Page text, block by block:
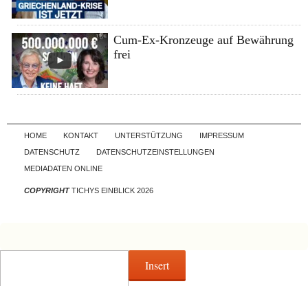
Cum-Ex-Kronzeuge auf Bewährung
frei
Skip to content
HOME KONTAKT UNTERSTÜTZUNG
IMPRESSUM
DATENSCHUTZ
DATENSCHUTZEINSTELLUNGEN
MEDIADATEN ONLINE
COPYRIGHTTICHYS EINBLICK 2026
Insert